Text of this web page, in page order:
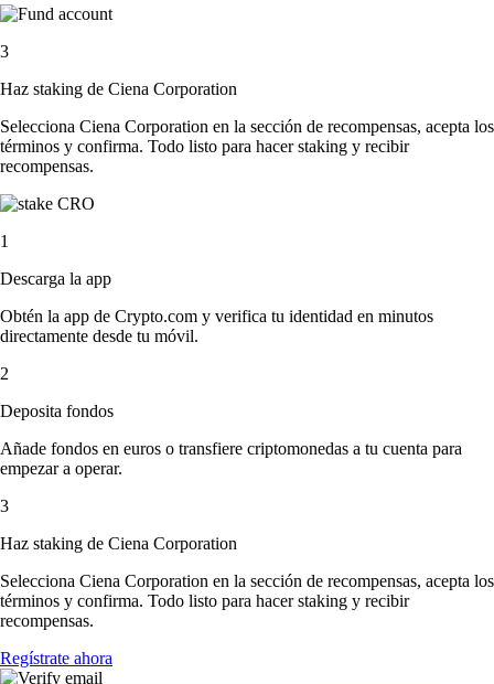
3
Haz staking de Ciena Corporation
Selecciona Ciena Corporation en la sección de recompensas, acepta los
términos y confirma. Todo listo para hacer staking y recibir
recompensas.
1
Descarga la app
Obtén la app de Crypto.com y verifica tu identidad en minutos
directamente desde tu móvil.
2
Deposita fondos
Añade fondos en euros o transfiere criptomonedas a tu cuenta para
empezar a operar.
3
Haz staking de Ciena Corporation
Selecciona Ciena Corporation en la sección de recompensas, acepta los
términos y confirma. Todo listo para hacer staking y recibir
recompensas.
Regístrate ahora